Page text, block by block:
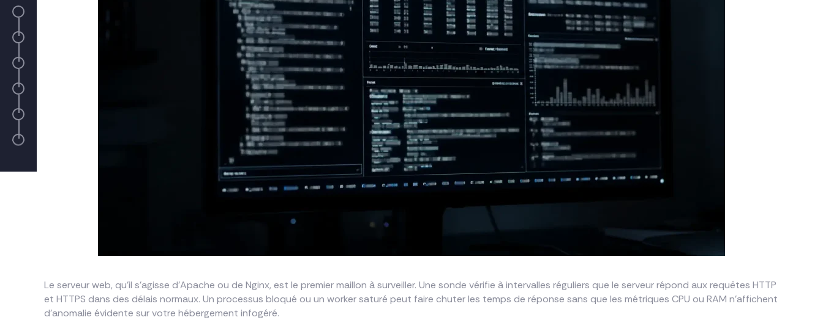
Le serveur web, qu’il s’agisse d’Apache ou de Nginx, est le premier maillon à surveiller. Une sonde vérifie à intervalles réguliers que le serveur répond aux requêtes HTTP
et HTTPS dans des délais normaux. Un processus bloqué ou un worker saturé peut faire chuter les temps de réponse sans que les métriques CPU ou RAM n’affichent
d’anomalie évidente sur votre hébergement infogéré.
Quelle est la différence entre un hébergement infogéré et
Les sauvegardes font-elles partie du périmètre
Un hébergement infogéré convient-il à tous les types de
Un hébergement infogéré protège-t-il contre les
Quelle est la différence entre un monitoring passif et un
Un incident sur le serveur d’un autre client peut-il affecter